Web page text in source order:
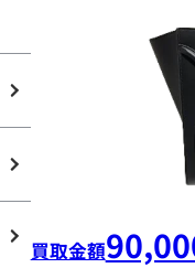
買取金額